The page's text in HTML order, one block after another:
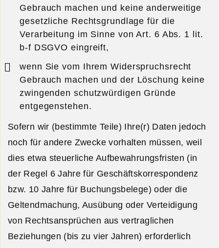
Gebrauch machen und keine anderweitige
gesetzliche Rechtsgrundlage für die
Verarbeitung im Sinne von Art. 6 Abs. 1 lit.
b-f DSGVO eingreift,
wenn Sie vom Ihrem Widerspruchsrecht
Gebrauch machen und der Löschung keine
zwingenden schutzwürdigen Gründe
entgegenstehen.
Sofern wir (bestimmte Teile) Ihre(r) Daten jedoch
noch für andere Zwecke vorhalten müssen, weil
dies etwa steuerliche Aufbewahrungsfristen (in
der Regel 6 Jahre für Geschäftskorrespondenz
bzw. 10 Jahre für Buchungsbelege) oder die
Geltendmachung, Ausübung oder Verteidigung
von Rechtsansprüchen aus vertraglichen
Beziehungen (bis zu vier Jahren) erforderlich